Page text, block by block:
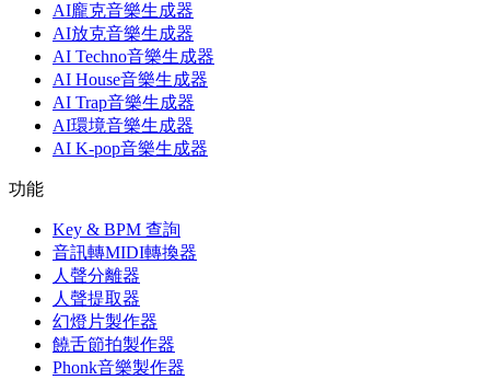
AI龐克音樂生成器
AI放克音樂生成器
AI Techno音樂生成器
AI House音樂生成器
AI Trap音樂生成器
AI環境音樂生成器
AI K-pop音樂生成器
功能
Key & BPM 查詢
音訊轉MIDI轉換器
人聲分離器
人聲提取器
幻燈片製作器
饒舌節拍製作器
Phonk音樂製作器